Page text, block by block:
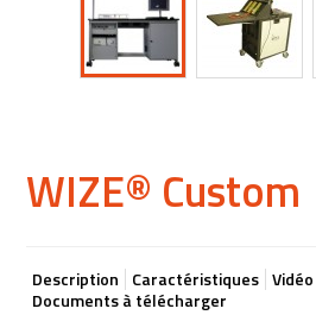
WIZE® Custom
Description Caractéristiques Vidéo
Documents à télécharger